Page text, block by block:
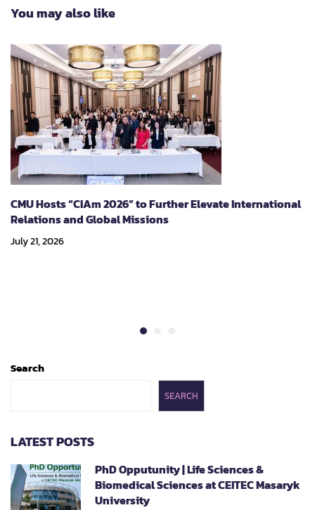
ระยะที่ 13 (พ.ศ. 2566-
You may also like
CMU Hosts “CIAm 2026” to Further Elevate International
Relations and Global Missions
July 21, 2026
Search
SEARCH
LATEST POSTS
PhD Opputunity | Life Sciences &
Biomedical Sciences at CEITEC Masaryk
University